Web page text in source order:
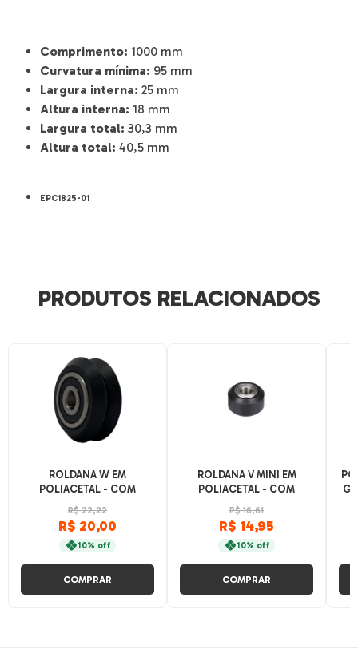
Comprimento: 1000 mm
Curvatura mínima: 95 mm
Largura interna: 25 mm
Altura interna: 18 mm
Largura total: 30,3 mm
Altura total: 40,5 mm
EPC1825-01
PRODUTOS RELACIONADOS
ROLDANA W EM
POLIACETAL - COM
ROLAMENTO
R$ 22,22
R$ 20,00
10% off
COMPRAR
ROLDANA V MINI EM
POLIACETAL - COM
ROLAMENTO
R$ 16,61
R$ 14,95
10% off
COMPRAR